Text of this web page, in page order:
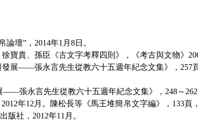
論壇”， 2014年1 月 8日。
徐寶貴、孫臣《古文字考釋四則》，《考古與文物》
發展——張永言先生從教六十五週年紀念文集》， 257
——張永言先生從教六十五週年紀念文集》， 248～ 262
2012年12 月。陳松長等《馬王堆簡帛文字編》， 133頁
版社， 2012年11 月。